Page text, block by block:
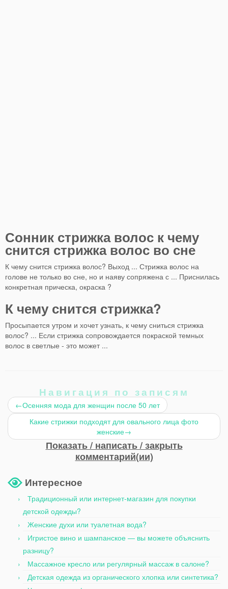
Сонник стрижка волос к чему
снится стрижка волос во сне
К чему снится стрижка волос? Выход ... Стрижка волос на
голове не только во сне, но и наяву сопряжена с ... Приснилась
конкретная прическа, окраска ?
К чему снится стрижка?
Просыпается утром и хочет узнать, к чему сниться стрижка
волос? ... Если стрижка сопровождается покраской темных
волос в светлые - это может ...
Навигация по записям
←Осенняя мода для женщин после 50 лет
Какие стрижки подходят для овального лица фото
женские→
Показать / написать / закрыть
комментарий(ии)
Интересное
Традиционный или интернет-магазин для покупки
детской одежды?
Женские духи или туалетная вода?
Игристое вино и шампанское — вы можете объяснить
разницу?
Массажное кресло или регулярный массаж в салоне?
Детская одежда из органического хлопка или синтетика?